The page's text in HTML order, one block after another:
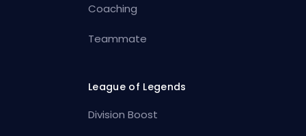
Coaching
Teammate
League of Legends
Division Boost